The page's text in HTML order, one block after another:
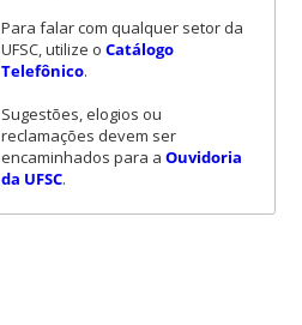
Para falar com qualquer setor da
UFSC, utilize o Catálogo
Telefônico.
Sugestões, elogios ou
reclamações devem ser
encaminhados para a Ouvidoria
da UFSC.